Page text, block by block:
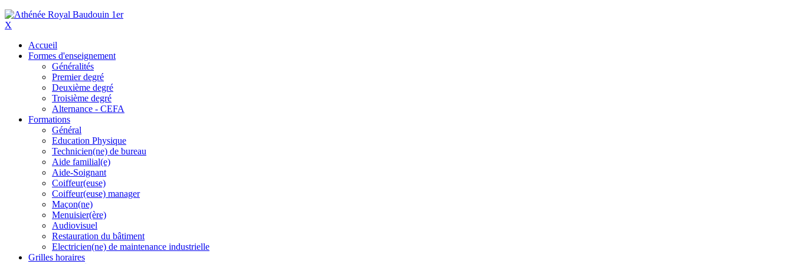
X
Accueil
Formes d'enseignement
Généralités
Premier degré
Deuxième degré
Troisième degré
Alternance - CEFA
Formations
Général
Education Physique
Technicien(ne) de bureau
Aide familial(e)
Aide-Soignant
Coiffeur(euse)
Coiffeur(euse) manager
Maçon(ne)
Menuisier(ère)
Audiovisuel
Restauration du bâtiment
Electricien(ne) de maintenance industrielle
Grilles horaires